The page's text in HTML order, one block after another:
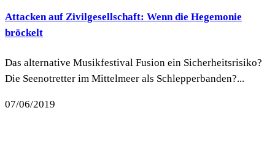
Attacken auf Zivilgesellschaft: Wenn die Hegemonie
bröckelt
Das alternative Musikfestival Fusion ein Sicherheitsrisiko?
Die Seenotretter im Mittelmeer als Schlepperbanden?...
07/06/2019